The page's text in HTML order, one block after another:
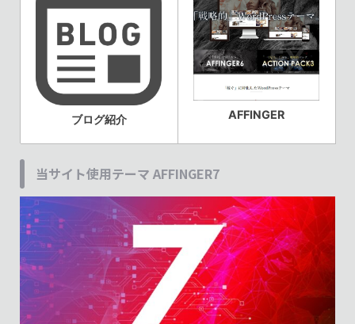
ブログ紹介 AFFINGER
当サイト使用テーマ AFFINGER7